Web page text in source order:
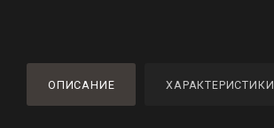
ОПИСАНИЕ ХАРАКТЕРИСТИКИ